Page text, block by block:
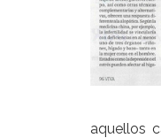
aquellos